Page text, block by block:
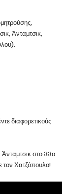
Άνταμτσικ,
διαφορετικούς
Άνταμτσικ στο 33ο
τον Χατζόπουλο!